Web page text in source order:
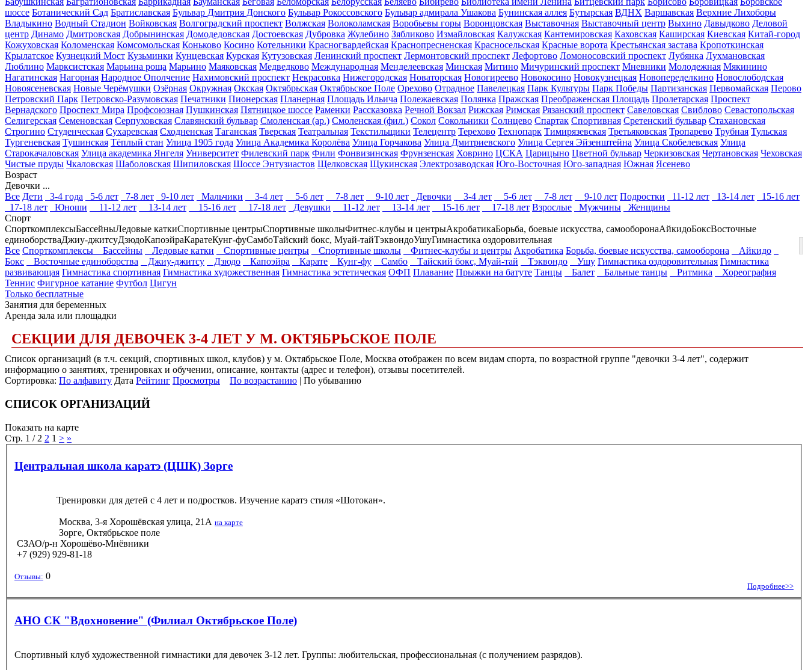
шоссе Ботанический Сад Братиславская Бульвар Дмитрия Донского Бульвар Рокоссовского Бульвар адмирала Ушакова Бунинская аллея Бутырская ВДНХ Варшавская Верхние Лихоборы
Владыкино Водный Стадион Войковская Волгоградский проспект Волжская Волоколамская Воробьевы горы Воронцовская Выставочная Выставочный центр Выхино Давыдково Деловой
центр Динамо Дмитровская Добрынинская Домодедовская Достоевская Дубровка Жулебино Зябликово Измайловская Калужская Кантемировская Каховская Каширская Киевская Китай-город
Кожуховская Коломенская Комсомольская Коньково Косино Котельники Красногвардейская Краснопресненская Красносельская Красные ворота Крестьянская застава Кропоткинская
Крылатское Кузнецкий Мост Кузьминки Кунцевская Курская Кутузовская Ленинский проспект Лермонтовский проспект Лефортово Ломоносовский проспект Лубянка Лухмановская
Люблино Марксистская Марьина роща Марьино Маяковская Медведково Международная Менделеевская Минская Митино Мичуринский проспект Мневники Молодежная Мякинино
Нагатинская Нагорная Народное Ополчение Нахимовский проспект Некрасовка Нижегородская Новаторская Новогиреево Новокосино Новокузнецкая Новопеределкино Новослободская
Новоясеневская Новые Черёмушки Озёрная Окружная Окская Октябрьская Октябрьское Поле Орехово Отрадное Павелецкая Парк Культуры Парк Победы Партизанская Первомайская Перово
Петровский Парк Петровско-Разумовская Печатники Пионерская Планерная Площадь Ильича Полежаевская Полянка Пражская Преображенская Площадь Пролетарская Проспект
Вернадского Проспект Мира Профсоюзная Пушкинская Пятницкое шоссе Раменки Рассказовка Речной Вокзал Рижская Римская Рязанский проспект Савеловская Свиблово Севастопольская
Селигерская Семеновская Серпуховская Славянский бульвар Смоленская (ар.) Смоленская (фил.) Сокол Сокольники Солнцево Спартак Спортивная Сретенский бульвар Стахановская
Строгино Студенческая Сухаревская Сходненская Таганская Тверская Театральная Текстильщики Телецентр Терехово Технопарк Тимирязевская Третьяковская Тропарево Трубная Тульская
Тургеневская Тушинская Тёплый стан Улица 1905 года Улица Академика Королёва Улица Горчакова Улица Дмитриевского Улица Сергея Эйзенштейна Улица Скобелевская Улица
Старокачаловская Улица академика Янгеля Университет Филевский парк Фили Фонвизинская Фрунзенская Ховрино ЦСКА Царицыно Цветной бульвар Черкизовская Чертановская Чеховская
Чистые пруды Чкаловская Шаболовская Шипиловская Шоссе Энтузиастов Щелковская Щукинская Электрозаводская Юго-Восточная Юго-западная Южная Ясенево
Возраст
Девочки ...
Все Дети 3-4 года 5-6 лет 7-8 лет 9-10 лет Мальчики 3-4 лет 5-6 лет 7-8 лет 9-10 лет Девочки 3-4 лет 5-6 лет 7-8 лет 9-10 лет Подростки 11-12 лет 13-14 лет
15-16 лет
17-18 лет
Юноши 11-12 лет 13-14 лет 15-16 лет 17-18 лет Девушки 11-12 лет 13-14 лет 15-16 лет 17-18 лет Взрослые Мужчины
Женщины
Спорт
СпорткомплексыБассейныЛедовые каткиСпортивные центрыСпортивные школыФитнес-клубы и центрыАкробатикаБорьба, боевые искусства, самооборонаАйкидоБоксВосточные
единоборстваДжиу-джитсуДзюдоКапоэйраКаратеКунг-фуСамбоТайский бокс, Муай-тайТэквондоУшуГимнастика оздоровительная
Все Спорткомплексы Бассейны Ледовые катки Спортивные центры Спортивные школы Фитнес-клубы и центры Акробатика Борьба, боевые искусства, самооборона
Айкидо
Бокс
Восточные единоборства Джиу-джитсу Дзюдо Капоэйра Карате Кунг-фу Самбо Тайский бокс, Муай-тай Тэквондо Ушу Гимнастика оздоровительная Гимнастика
развивающая Гимнастика спортивная Гимнастика художественная Гимнастика эстетическая ОФП Плавание Прыжки на батуте Танцы Балет Бальные танцы Ритмика
Хореография
Теннис Фигурное катание Футбол Цигун
Только бесплатные
Занятия для беременных
Аренда зала или площадки
СЕКЦИИ ДЛЯ ДЕВОЧЕК 3-4 ЛЕТ У М. ОКТЯБРЬСКОЕ ПОЛЕ
Список организаций (в т.ч. секций, спортивных школ, клубов) у м. Октябрьское Поле, Москва отображен по всем видам спорта, по возрастной группе "девочки 3-4 лет", содержит
информацию о занятиях, тренировках и обучении, описание, контакты (адрес и телефон), отзывы посетителей.
Сортировка: По алфавиту Дата Рейтинг Просмотры По возрастанию | По убыванию
СПИСОК ОРГАНИЗАЦИЙ
Показать на карте
Стр. 1 / 2 2 1 > »
Центральная школа каратэ (ЦШК) Зорге
Тренировки для детей с 4 лет и подростков. Изучение каратэ стиля «Шотокан».
Москва, 3-я Хорошёвская улица, 21А на карте
Зорге, Октябрьское поле
СЗАО/р-н Хорошёво-Мнёвники
+7 (929) 929-81-18
Отзывы: 0
Подробнее>>
АНО СК "Вдохновение" (Филиал Октябрьское Поле)
Спортивный клуб художественной гимнастики для девочек 3-12 лет. Группы: любительская, профессиональная (с получением разрядов).